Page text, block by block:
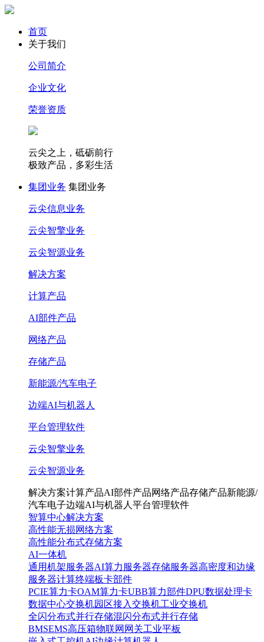
首页
关于我们
公司简介
企业文化
荣誉资质
云尖之上，砥砺前行
极致产品，多彩生活
集团业务 集团业务
云尖信息业务
云尖智擎业务
云尖智源业务
解决方案
计算产品
AI部件产品
网络产品
存储产品
新能源/汽车电子
边端AI与机器人
平台管理软件
云尖智擎业务
云尖智源业务
解决方案计算产品AI部件产品网络产品存储产品新能源/
汽车电子边端AI与机器人 平台管理软件
智算中心解决方案
高性能无损网络方案
高性能分布式存储方案
AI一体机
通用机架服务器AI算力服务器存储服务器高密度和边缘
服务器计算终端板卡部件
PCIE算力卡OAM算力卡UBB算力部件DPU数据处理卡
数据中心交换机园区接入交换机工业交换机
全闪分布式并行存储混闪分布式并行存储
BMSEMS高压箱物联网网关工业平板